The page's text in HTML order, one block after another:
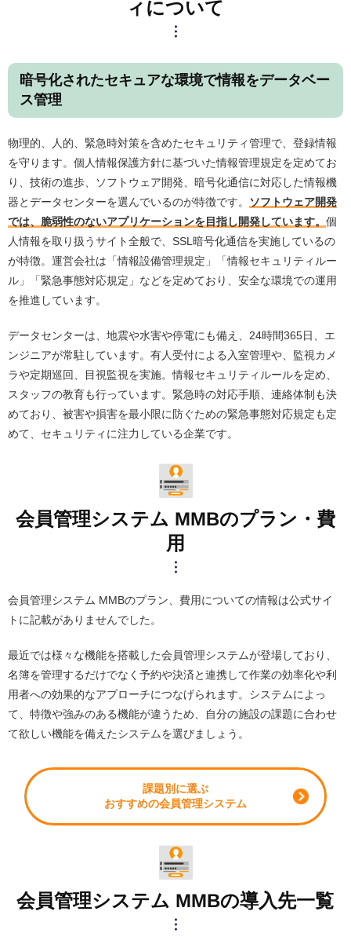
ィについて
暗号化されたセキュアな環境で情報をデータベー
ス管理
物理的、人的、緊急時対策を含めたセキュリティ管理で、登録情報
を守ります。個人情報保護方針に基づいた情報管理規定を定めてお
り、技術の進歩、ソフトウェア開発、暗号化通信に対応した情報機
器とデータセンターを選んでいるのが特徴です。
ソフトウェア開発
では、脆弱性のないアプリケーションを目指し開発しています。 個
人情報を取り扱うサイト全般で、SSL暗号化通信を実施しているの
が特徴。運営会社は「情報設備管理規定」「情報セキュリティルー
ル」「緊急事態対応規定」などを定めており、安全な環境での運用
を推進しています。
データセンターは、地震や水害や停電にも備え、24時間365日、エ
ンジニアが常駐しています。有人受付による入室管理や、監視カメ
ラや定期巡回、目視監視を実施。情報セキュリティルールを定め、
スタッフの教育も行っています。緊急時の対応手順、連絡体制も決
めており、被害や損害を最小限に防ぐための緊急事態対応規定も定
めて、セキュリティに注力している企業です。
会員管理システム MMBのプラン・費
用
会員管理システム MMBのプラン、費用についての情報は公式サイ
トに記載がありませんでした。
最近では様々な機能を搭載した会員管理システムが登場しており、
名簿を管理するだけでなく予約や決済と連携して作業の効率化や利
用者への効果的なアプローチにつなげられます。システムによっ
て、特徴や強みのある機能が違うため、自分の施設の課題に合わせ
て欲しい機能を備えたシステムを選びましょう。
課題別に選ぶ
おすすめの会員管理システム
会員管理システム MMBの導入先一覧